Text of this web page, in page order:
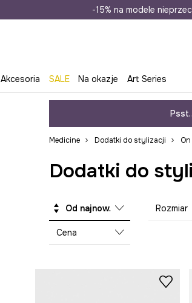
Wysyłka nawet w 24h
-15% na modele
Akcesoria SALE Na okazje Art Series
Medicine Dodatki do stylizacji On
Dodatki do
Od najnowszych Rozmiar
Cena